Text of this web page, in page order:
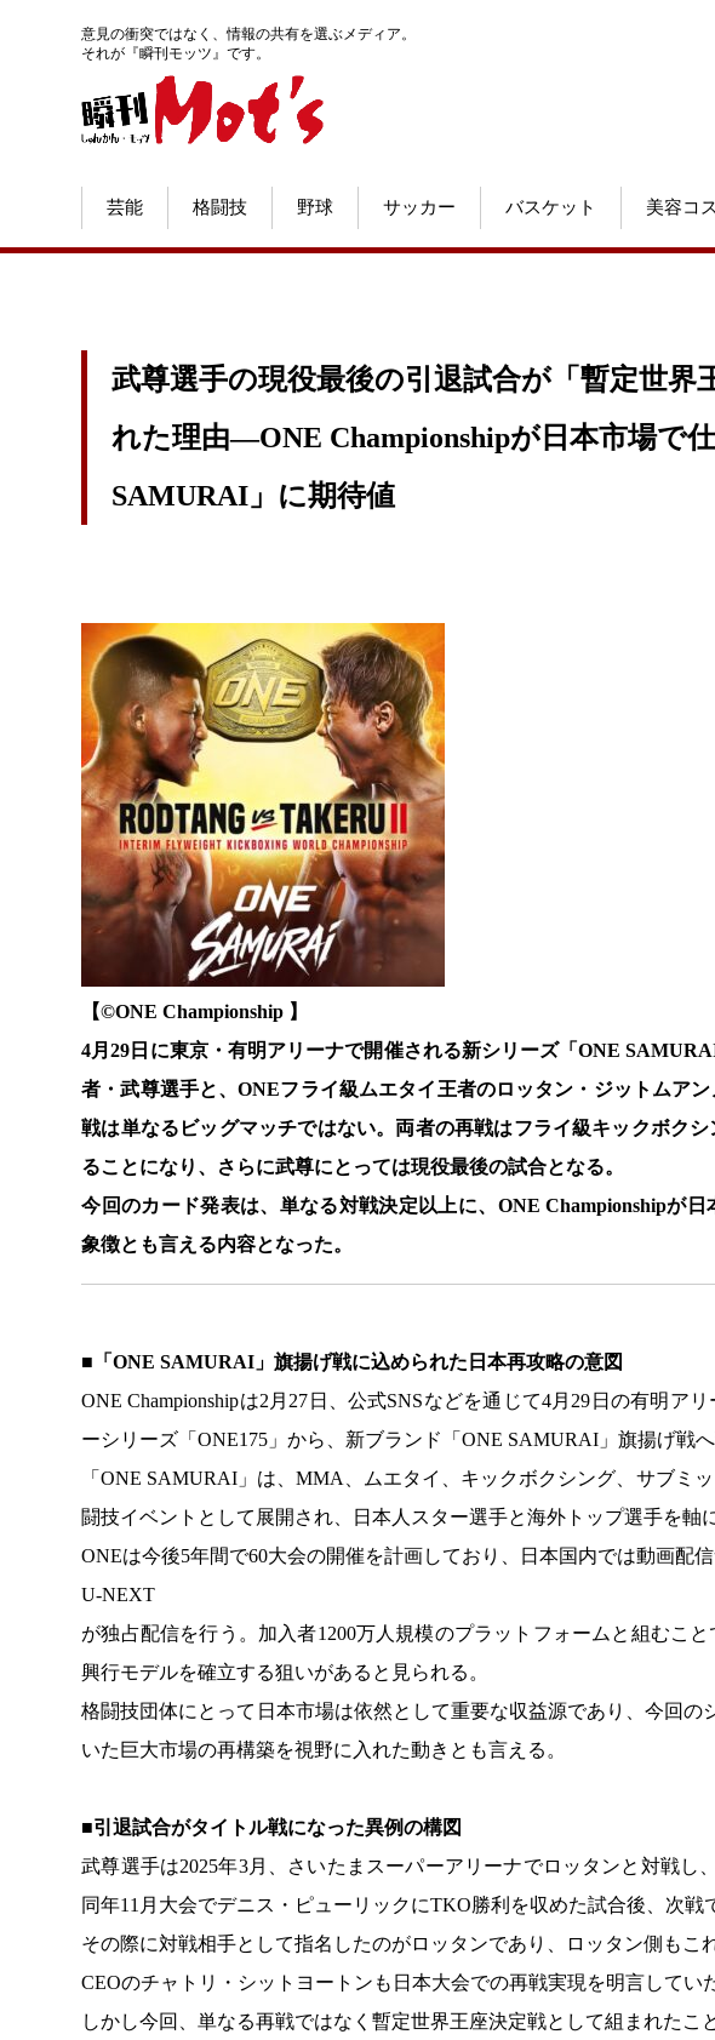
意見の衝突ではなく、情報の共有を選ぶメディア。
それが『瞬刊モッツ』です。
芸能 格闘技 野球 サッカー バスケット 美容コ
武尊選手の現役最後の引退試合が「暫定世界
れた理由―ONE Championshipが日本市場で
SAMURAI」に期待値
【©️ONE Championship 】
4月29日に東京・有明アリーナで開催される新シリーズ「ONE
者・武尊選手と、ONEフライ級ムエタイ王者のロッタン・ジットムア
戦は単なるビッグマッチではない。両者の再戦はフライ級キックボク
ることになり、さらに武尊にとっては現役最後の試合となる。
今回のカード発表は、単なる対戦決定以上に、ONE Championshipが
象徴とも言える内容となった。
■「ONE SAMURAI」旗揚げ戦に込められた日本再攻略の意図
ONE Championshipは2月27日、公式SNSなどを通じて4月29日の有明ア
ーシリーズ「ONE175」から、新ブランド「ONE SAMURAI」旗揚げ戦
「ONE SAMURAI」は、MMA、ムエタイ、キックボクシング、サブミ
闘技イベントとして展開され、日本人スター選手と海外トップ選手を軸
ONEは今後5年間で60大会の開催を計画しており、日本国内では動画配
U-NEXT
が独占配信を行う。加入者1200万人規模のプラットフォームと組むこ
興行モデルを確立する狙いがあると見られる。
格闘技団体にとって日本市場は依然として重要な収益源であり、今回の
いた巨大市場の再構築を視野に入れた動きとも言える。
■引退試合がタイトル戦になった異例の構図
武尊選手は2025年3月、さいたまスーパーアリーナでロッタンと対戦し
同年11月大会でデニス・ピューリックにTKO勝利を収めた試合後、次戦
その際に対戦相手として指名したのがロッタンであり、ロッタン側もこ
CEOのチャトリ・シットヨートンも日本大会での再戦実現を明言してい
しかし今回、単なる再戦ではなく暫定世界王座決定戦として組まれたこ